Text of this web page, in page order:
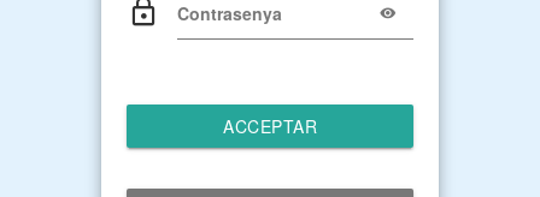
Contrasenya
ACCEPTAR